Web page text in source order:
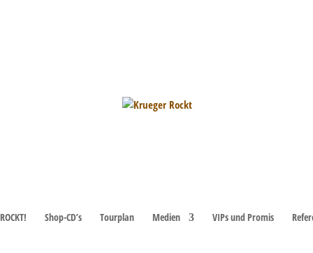
Shop-CD’s Tourplan Medien VIPs und Promis
geht es zu den nächsten bevorstehenden Veranstaltungen